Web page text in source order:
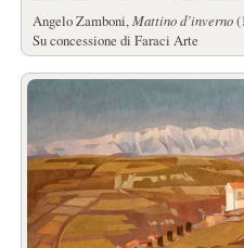
Angelo Zamboni,Mattino d’inverno
Su concessione di Faraci Arte